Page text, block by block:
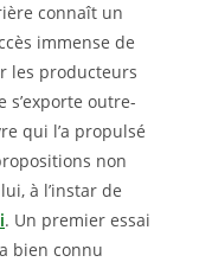
connaît un
immense de
les producteurs
s’exporte outre-
qui l’a propulsé
non
à l’instar de
. Un premier essai
bien connu